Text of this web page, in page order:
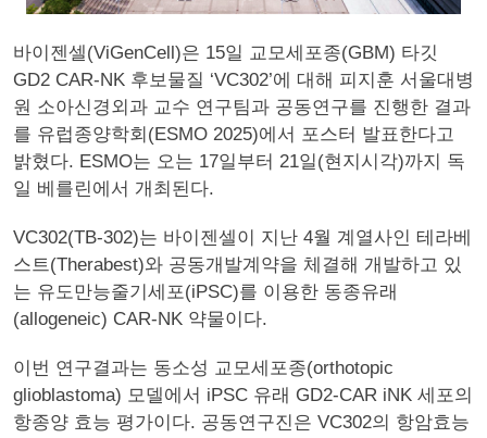
바이젠셀(ViGenCell)은 15일 교모세포종(GBM) 타깃
GD2 CAR-NK 후보물질 ‘VC302’에 대해 피지훈 서울대병
원 소아신경외과 교수 연구팀과 공동연구를 진행한 결과
를 유럽종양학회(ESMO 2025)에서 포스터 발표한다고
밝혔다. ESMO는 오는 17일부터 21일(현지시각)까지 독
일 베를린에서 개최된다.
VC302(TB-302)는 바이젠셀이 지난 4월 계열사인 테라베
스트(Therabest)와 공동개발계약을 체결해 개발하고 있
는 유도만능줄기세포(iPSC)를 이용한 동종유래
(allogeneic) CAR-NK 약물이다.
이번 연구결과는 동소성 교모세포종(orthotopic
glioblastoma) 모델에서 iPSC 유래 GD2-CAR iNK 세포의
항종양 효능 평가이다. 공동연구진은 VC302의 항암효능